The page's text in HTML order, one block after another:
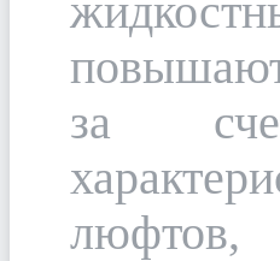
за
люфтов,